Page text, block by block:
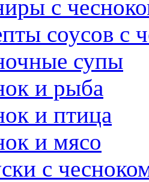
с
соусов с
супы
и рыба
и птица
и мясо
с